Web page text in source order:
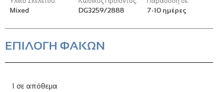
Mixed DG3259/2888 7-10 ημέρες
ΕΠΙΛΟΓΗ ΦΑΚΩΝ
1 σε απόθεμα